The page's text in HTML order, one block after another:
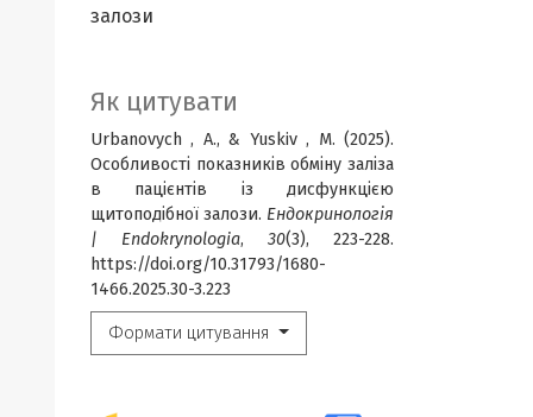
залози
Як цитувати
Urbanovych , A., & Yuskiv , M. (2025).
Особливості показників обміну заліза
в пацієнтів із дисфункцією
щитоподібної залози. Ендокринологія
| Endokrynologia, 30(3), 223-228.
https://doi.org/10.31793/1680-
1466.2025.30-3.223
Формати цитування